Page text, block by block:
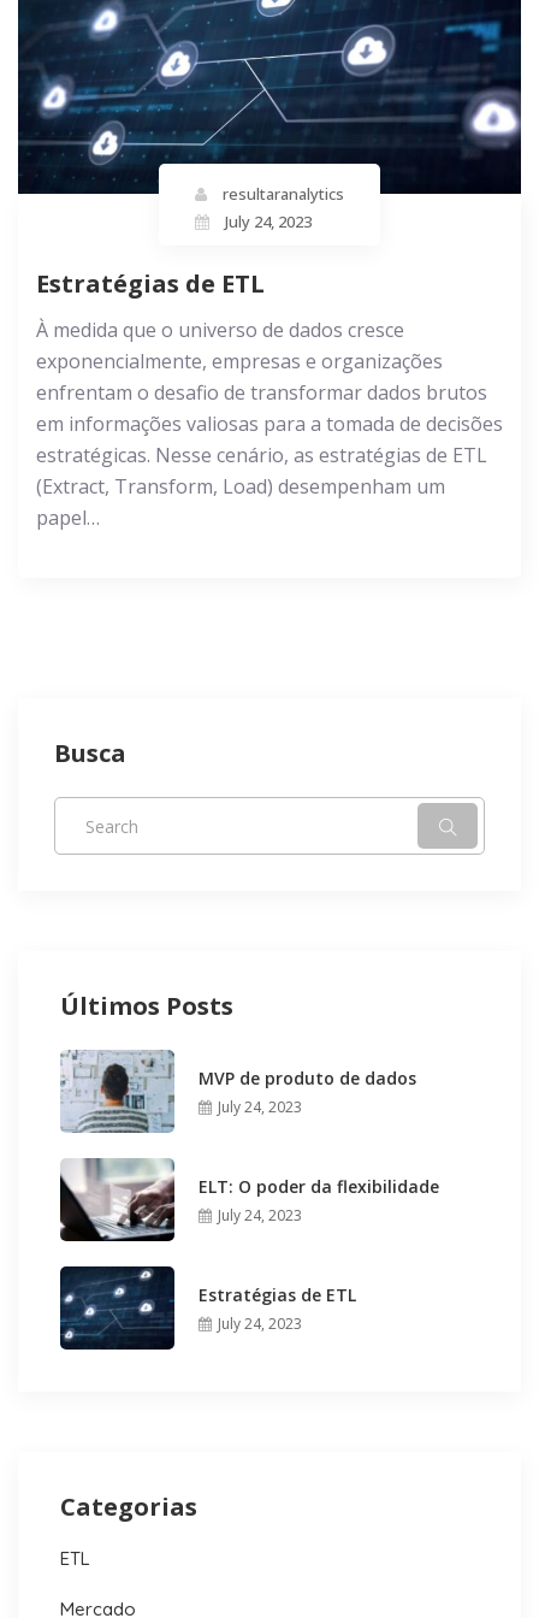
resultaranalytics
July 24, 2023
Estratégias de ETL
À medida que o universo de dados cresce
exponencialmente, empresas e organizações
enfrentam o desafio de transformar dados brutos
em informações valiosas para a tomada de decisões
estratégicas. Nesse cenário, as estratégias de ETL
(Extract, Transform, Load) desempenham um
papel…
Busca
Últimos Posts
MVP de produto de dados
July 24, 2023
ELT: O poder da flexibilidade
July 24, 2023
Estratégias de ETL
July 24, 2023
Categorias
ETL
Mercado